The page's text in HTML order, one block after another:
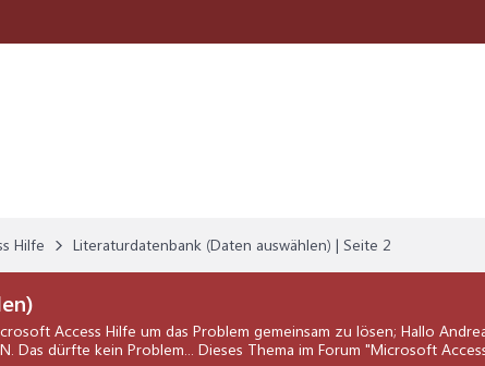
Hilfe Literaturdatenbank (Daten auswählen) | Seite 2
Access Hilfe um das Problem gemeinsam zu lösen; Hallo
Das dürfte kein Problem... Dieses Thema im Forum "Microsoft